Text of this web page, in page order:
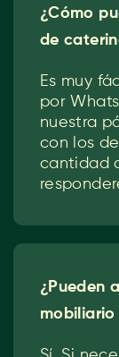
¿Cómo
de
Es muy
por
nuestra
con los
cantidad
¿Pueden
mobiliario